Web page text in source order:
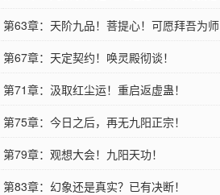
第63章：天阶九品！菩提心！可愿拜吾为师
第67章：天定契约！唤灵殿彻谈！
第71章：汲取红尘运！重启返虚蛊！
第75章：今日之后，再无九阳正宗！
第79章：观想大会！九阳天功！
第83章：幻象还是真实？已有决断！